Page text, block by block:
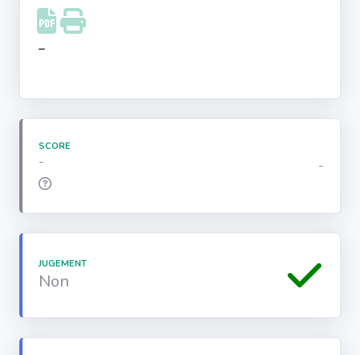
Instagram
-
SCORE
- -
JUGEMENT
Non